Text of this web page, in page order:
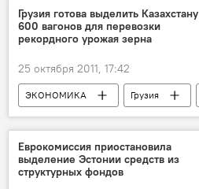
Грузия готова выделить Казахстану
600 вагонов для перевозки
рекордного урожая зерна
25 октября 2011, 17:42
ЭКОНОМИКА Грузия
Еврокомиссия приостановила
выделение Эстонии средств из
структурных фондов